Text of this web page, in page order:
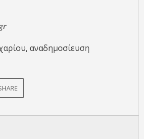
αναδημοσίευση